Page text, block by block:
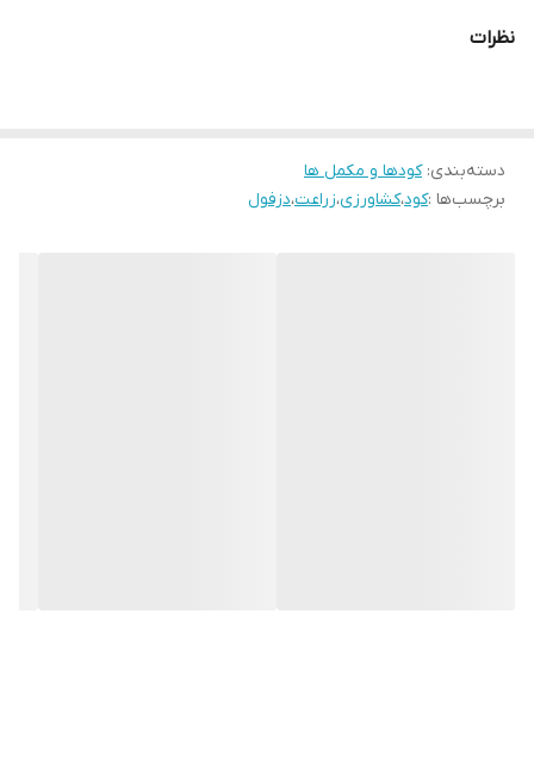
می‌شود. این کود از مواد اولیه باکیفیت تهیه‌شده است به همین دلیل
نظرات
دسته‌بندی:کودها و مکمل ها
برچسب‌ها :کود،کشاورزی،زراعت،دزفول